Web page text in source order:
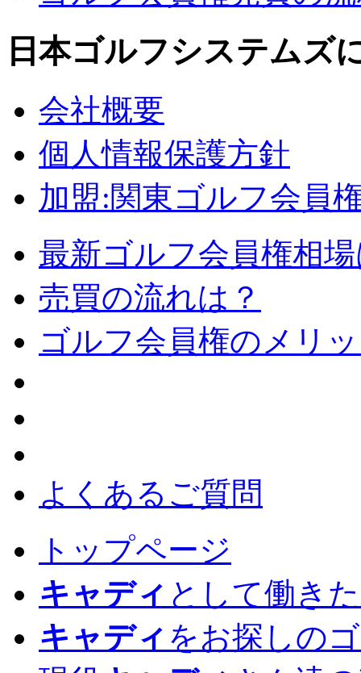
日本ゴルフシステムズ
会社概要
個人情報保護方針
加盟:関東ゴルフ会員
最新ゴルフ会員権相
売買の流れは？
ゴルフ会員権のメリ
よくあるご質問
トップページ
キャディ として働き
キャディ をお探しの